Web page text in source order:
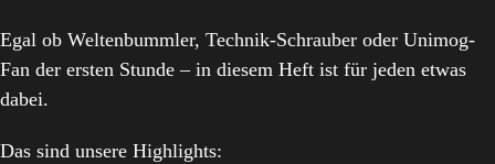
Egal ob Weltenbummler, Technik-Schrauber oder Unimog-
Fan der ersten Stunde – in diesem Heft ist für jeden etwas
dabei.
Das sind unsere Highlights: